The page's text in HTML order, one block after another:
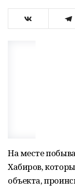
На месте
Хабиров,
объекта,